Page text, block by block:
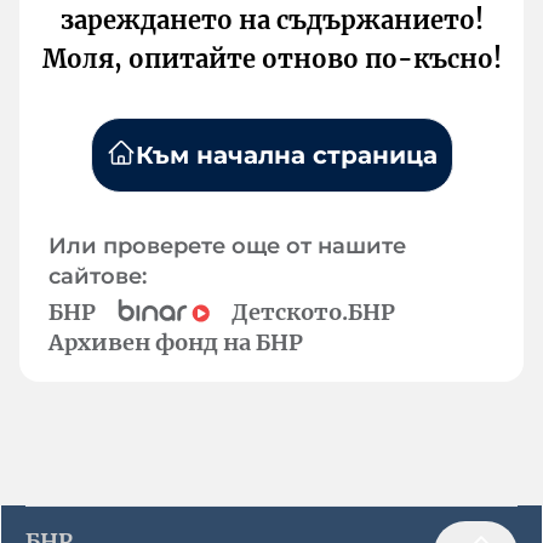
зареждането на съдържанието!
Моля, опитайте отново по-късно!
Към начална страница
Или проверете още от нашите
сайтове:
БНР
Детското.БНР
Архивен фонд на БНР